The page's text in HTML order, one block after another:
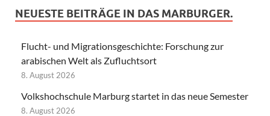
NEUESTE BEITRÄGE IN DAS MARBURGER.
Flucht- und Migrationsgeschichte: Forschung zur
arabischen Welt als Zufluchtsort
8. August 2026
Volkshochschule Marburg startet in das neue Semester
8. August 2026